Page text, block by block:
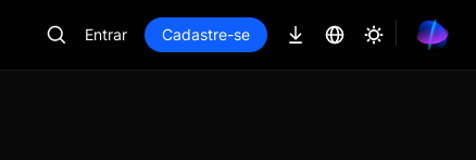
Entrar Cadastre-se